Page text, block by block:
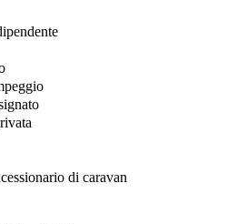
di caravan